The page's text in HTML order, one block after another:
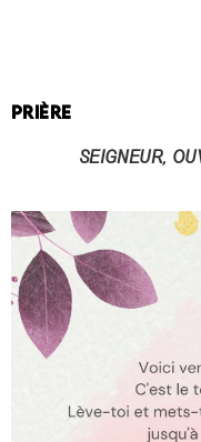
PRIÈRE
SEIGNEUR,